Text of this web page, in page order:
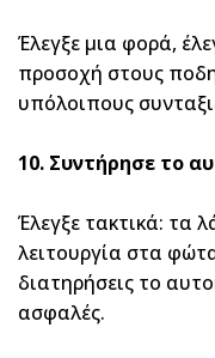
Έλεγξε μια φορά,
προσοχή στους
υπόλοιπους
10. Συντήρησε το
Έλεγξε τακτικά: τα
λειτουργία στα
διατηρήσεις το
ασφαλές.